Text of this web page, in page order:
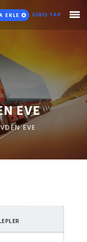
EKLE GİRİŞ YAP
EVE
EVE